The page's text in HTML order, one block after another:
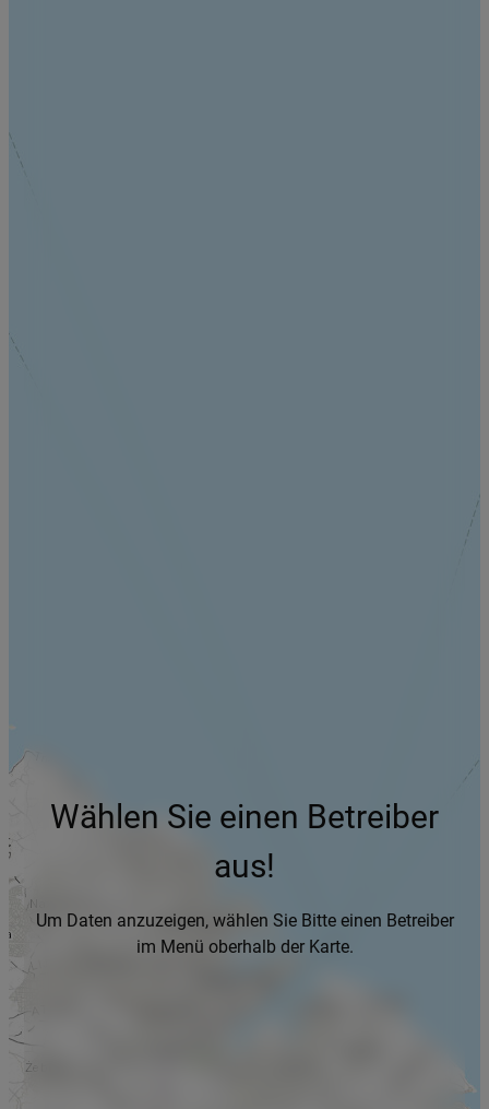
Wählen Sie einen Betreiber
aus!
Um Daten anzuzeigen, wählen Sie Bitte einen Betreiber
im Menü oberhalb der Karte.